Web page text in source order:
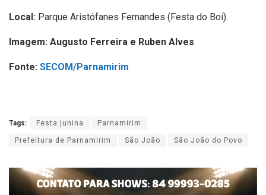
Local: Parque Aristófanes Fernandes (Festa do Boi).
Imagem: Augusto Ferreira e Ruben Alves
Fonte: SECOM/Parnamirim
Tags: Festa junina Parnamirim
Prefeitura de Parnamirim São João São João do Povo